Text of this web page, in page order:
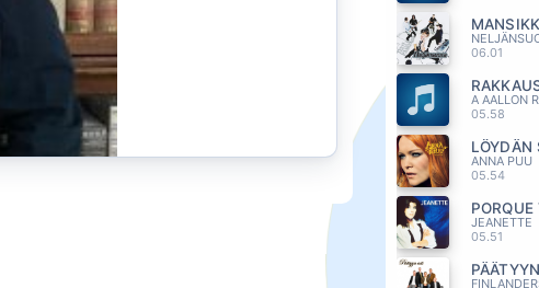
06.01
A AALLON
05.58
ANNA PUU
05.54
PORQUE
JEANETTE
05.51